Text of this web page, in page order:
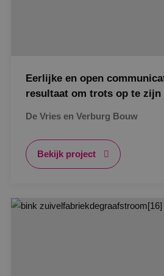
Eerlijke en open
resultaat om trots op te zijn
De Vries en Verburg Bouw
Bekijk project